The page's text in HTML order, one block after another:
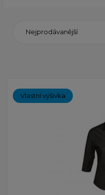
Nejprodávanější
Vlastní výšivka